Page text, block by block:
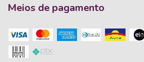
Meios de pagamento